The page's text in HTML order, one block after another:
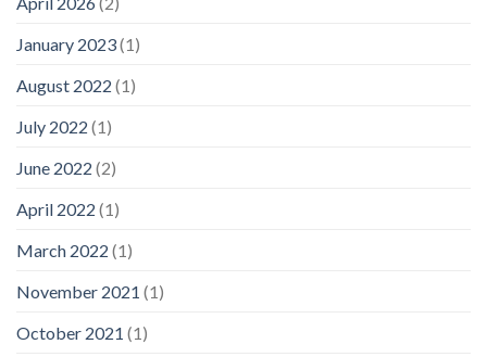
January 2023(1)
August 2022 (1)
July 2022 (1)
June 2022 (2)
April 2022 (1)
March 2022 (1)
November 2021 (1)
October 2021 (1)